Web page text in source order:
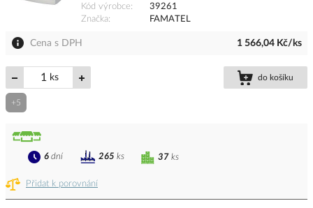
Kód výrobce
39261
Značka
FAMATEL
Cena s DPH 1 566,04 Kč/ks
ks do košíku
+5
Přidat k porovnání
37 ks
6 dní 265 ks